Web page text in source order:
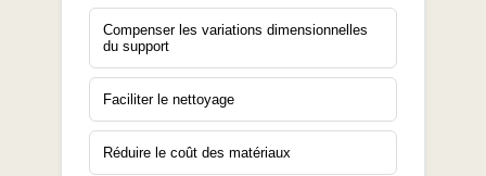
Compenser les variations dimensionnelles
du support
Faciliter le nettoyage
Réduire le coût des matériaux